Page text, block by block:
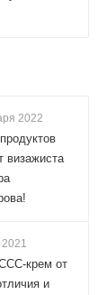
2022
визажиста
крем от
и